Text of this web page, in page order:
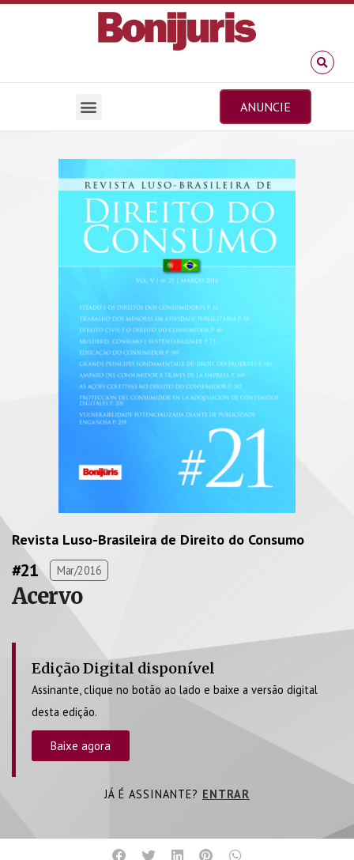
ANUNCIE
Revista Luso-Brasileira de Direito do Consumo
#21 Mar/2016
Acervo
Edição Digital disponível
Assinante, clique no botão ao lado e baixe a versão digital
desta edição.
Baixe agora
JÁ É ASSINANTE? ENTRAR